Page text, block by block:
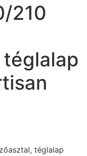
210
téglalap